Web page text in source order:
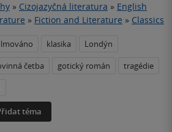
» Cizojazyčná literatura » English
» Fiction and Literature » Classics
klasika
Londýn
četba
gotický román
tragédie
téma